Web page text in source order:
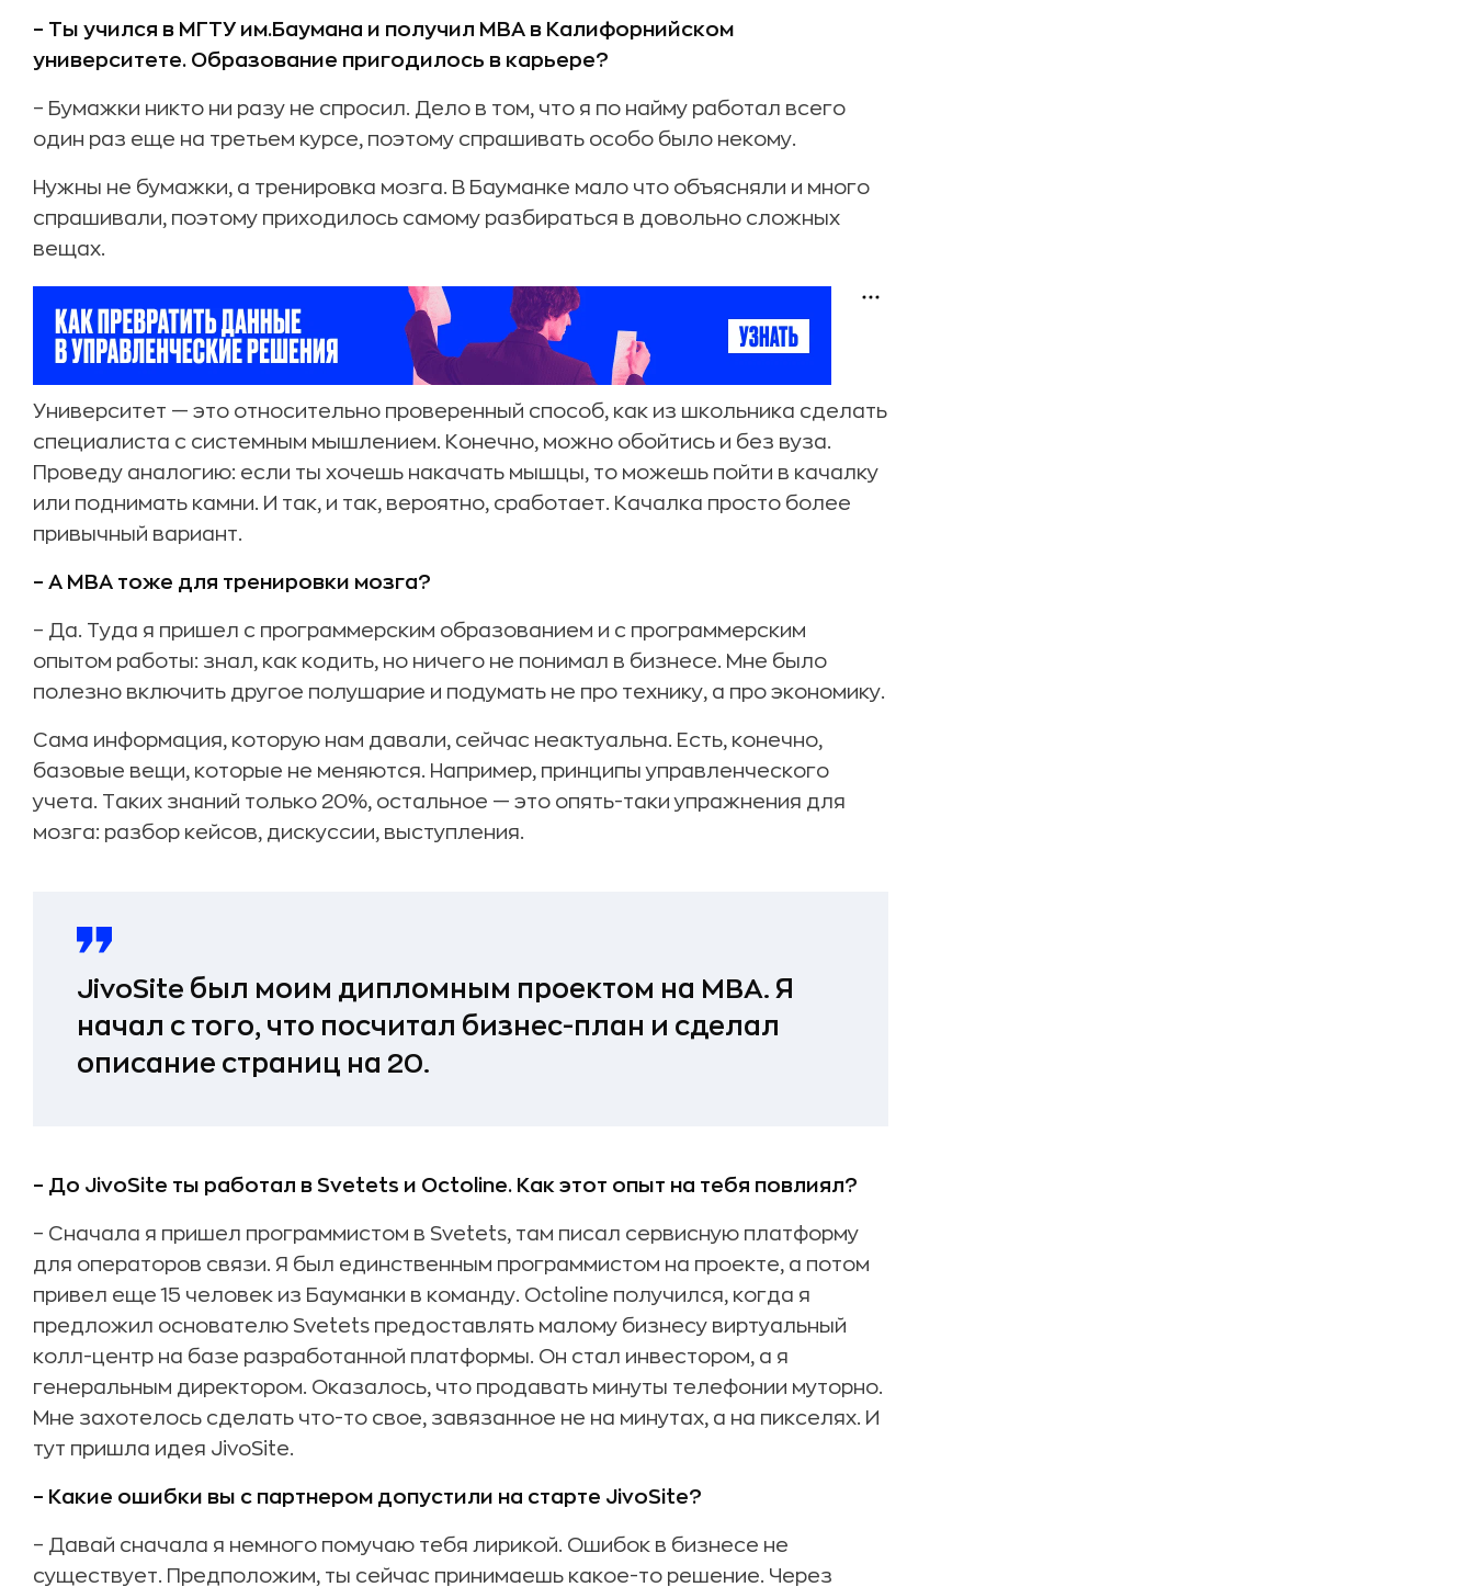
– Ты учился в МГТУ им.Баумана и получил MBA в Калифорнийском
университете. Образование пригодилось в карьере?
– Бумажки никто ни разу не спросил. Дело в том, что я по найму работал всего
один раз еще на третьем курсе, поэтому спрашивать особо было некому.
Нужны не бумажки, а тренировка мозга. В Бауманке мало что объясняли и много
спрашивали, поэтому приходилось самому разбираться в довольно сложных
вещах.
Университет — это относительно проверенный способ, как из школьника сделать
специалиста с системным мышлением. Конечно, можно обойтись и без вуза.
Проведу аналогию: если ты хочешь накачать мышцы, то можешь пойти в качалку
или поднимать камни. И так, и так, вероятно, сработает. Качалка просто более
привычный вариант.
– А MBA тоже для тренировки мозга?
– Да. Туда я пришел с программерским образованием и с программерским
опытом работы: знал, как кодить, но ничего не понимал в бизнесе. Мне было
полезно включить другое полушарие и подумать не про технику, а про экономику.
Сама информация, которую нам давали, сейчас неактуальна. Есть, конечно,
базовые вещи, которые не меняются. Например, принципы управленческого
учета. Таких знаний только 20%, остальное — это опять-таки упражнения для
мозга: разбор кейсов, дискуссии, выступления.
JivoSite был моим дипломным проектом на MBA. Я
начал с того, что посчитал бизнес-план и сделал
описание страниц на 20.
– До JivoSite ты работал в Svetets и Octoline. Как этот опыт на тебя повлиял?
– Сначала я пришел программистом в Svetets, там писал сервисную платформу
для операторов связи. Я был единственным программистом на проекте, а потом
привел еще 15 человек из Бауманки в команду. Octoline получился, когда я
предложил основателю Svetets предоставлять малому бизнесу виртуальный
колл-центр на базе разработанной платформы. Он стал инвестором, а я
генеральным директором. Оказалось, что продавать минуты телефонии муторно.
Мне захотелось сделать что-то свое, завязанное не на минутах, а на пикселях. И
тут пришла идея JivoSite.
– Какие ошибки вы с партнером допустили на старте JivoSite?
– Давай сначала я немного помучаю тебя лирикой. Ошибок в бизнесе не
существует. Предположим, ты сейчас принимаешь какое-то решение. Через